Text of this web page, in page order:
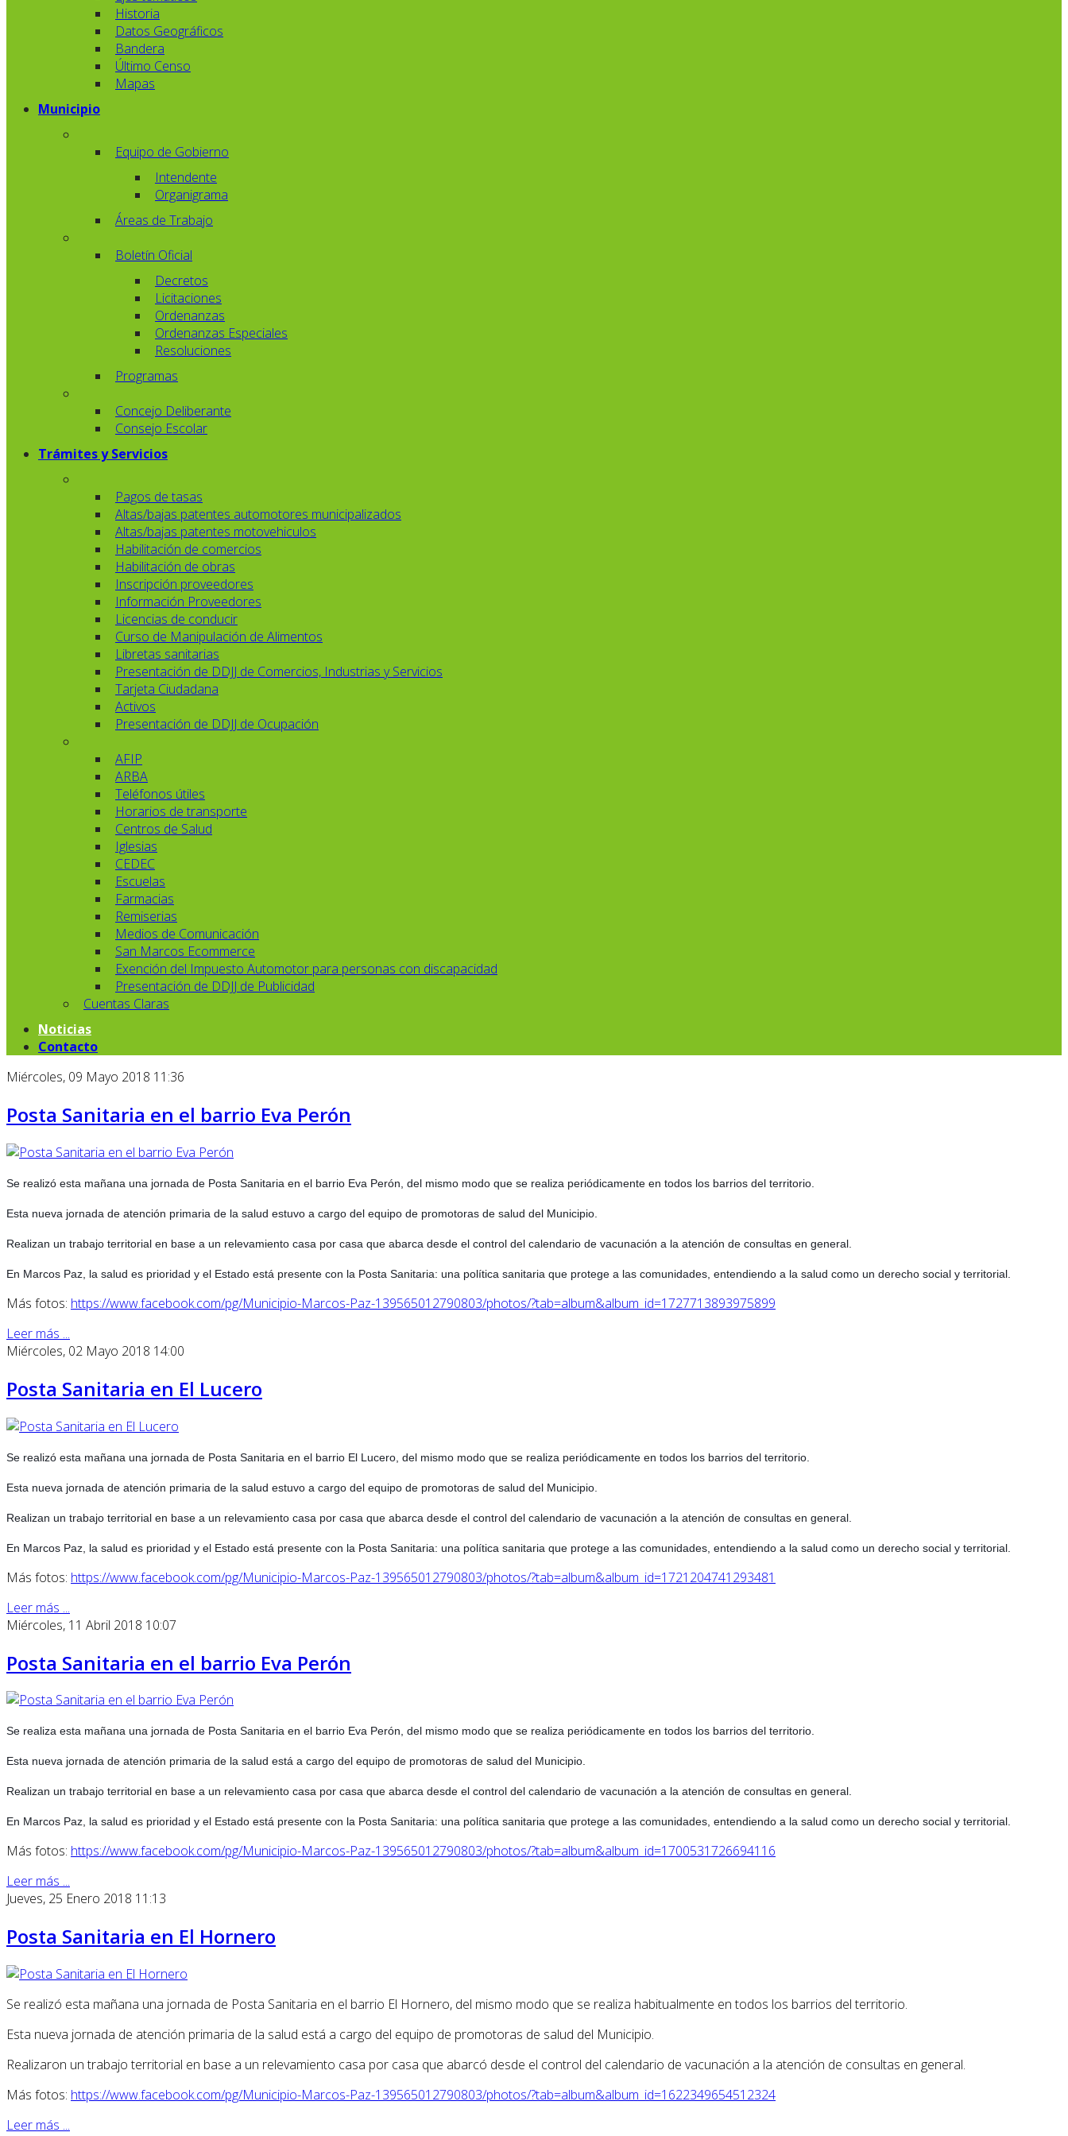
Historia
Datos Geográficos
Bandera
Último Censo
Mapas
Municipio
Equipo de Gobierno
Intendente
Organigrama
Áreas de Trabajo
Boletín Oficial
Decretos
Licitaciones
Ordenanzas
Ordenanzas Especiales
Resoluciones
Programas
Concejo Deliberante
Consejo Escolar
Trámites y Servicios
Pagos de tasas
Altas/bajas patentes automotores municipalizados
Altas/bajas patentes motovehiculos
Habilitación de comercios
Habilitación de obras
Inscripción proveedores
Información Proveedores
Licencias de conducir
Curso de Manipulación de Alimentos
Libretas sanitarias
Presentación de DDJJ de Comercios, Industrias y Servicios
Tarjeta Ciudadana
Activos
Presentación de DDJJ de Ocupación
AFIP
ARBA
Teléfonos útiles
Horarios de transporte
Centros de Salud
Iglesias
CEDEC
Escuelas
Farmacias
Remiserias
Medios de Comunicación
San Marcos Ecommerce
Exención del Impuesto Automotor para personas con discapacidad
Presentación de DDJJ de Publicidad
Cuentas Claras
Noticias
Contacto
Miércoles, 09 Mayo 2018 11:36
Posta Sanitaria en el barrio Eva Perón
Se realizó esta mañana una jornada de Posta Sanitaria en el barrio Eva Perón, del mismo modo que se realiza periódicamente en todos los barrios del territorio.
Esta nueva jornada de atención primaria de la salud estuvo a cargo del equipo de promotoras de salud del Municipio.
Realizan un trabajo territorial en base a un relevamiento casa por casa que abarca desde el control del calendario de vacunación a la atención de consultas en general.
En Marcos Paz, la salud es prioridad y el Estado está presente con la Posta Sanitaria: una política sanitaria que protege a las comunidades, entendiendo a la salud como un derecho social y territorial.
Más fotos: https://www.facebook.com/pg/Municipio-Marcos-Paz-139565012790803/photos/?tab=album&album_id=1727713893975899
Leer más ...
Miércoles, 02 Mayo 2018 14:00
Posta Sanitaria en El Lucero
Se realizó esta mañana una jornada de Posta Sanitaria en el barrio El Lucero, del mismo modo que se realiza periódicamente en todos los barrios del territorio.
Esta nueva jornada de atención primaria de la salud estuvo a cargo del equipo de promotoras de salud del Municipio.
Realizan un trabajo territorial en base a un relevamiento casa por casa que abarca desde el control del calendario de vacunación a la atención de consultas en general.
En Marcos Paz, la salud es prioridad y el Estado está presente con la Posta Sanitaria: una política sanitaria que protege a las comunidades, entendiendo a la salud como un derecho social y territorial.
Más fotos: https://www.facebook.com/pg/Municipio-Marcos-Paz-139565012790803/photos/?tab=album&album_id=1721204741293481
Leer más ...
Miércoles, 11 Abril 2018 10:07
Posta Sanitaria en el barrio Eva Perón
Se realiza esta mañana una jornada de Posta Sanitaria en el barrio Eva Perón, del mismo modo que se realiza periódicamente en todos los barrios del territorio.
Esta nueva jornada de atención primaria de la salud está a cargo del equipo de promotoras de salud del Municipio.
Realizan un trabajo territorial en base a un relevamiento casa por casa que abarca desde el control del calendario de vacunación a la atención de consultas en general.
En Marcos Paz, la salud es prioridad y el Estado está presente con la Posta Sanitaria: una política sanitaria que protege a las comunidades, entendiendo a la salud como un derecho social y territorial.
Más fotos: https://www.facebook.com/pg/Municipio-Marcos-Paz-139565012790803/photos/?tab=album&album_id=1700531726694116
Leer más ...
Jueves, 25 Enero 2018 11:13
Posta Sanitaria en El Hornero
Se realizó esta mañana una jornada de Posta Sanitaria en el barrio El Hornero, del mismo modo que se realiza habitualmente en todos los barrios del territorio.
Esta nueva jornada de atención primaria de la salud está a cargo del equipo de promotoras de salud del Municipio.
Realizaron un trabajo territorial en base a un relevamiento casa por casa que abarcó desde el control del calendario de vacunación a la atención de consultas en general.
Más fotos: https://www.facebook.com/pg/Municipio-Marcos-Paz-139565012790803/photos/?tab=album&album_id=1622349654512324
Leer más ...